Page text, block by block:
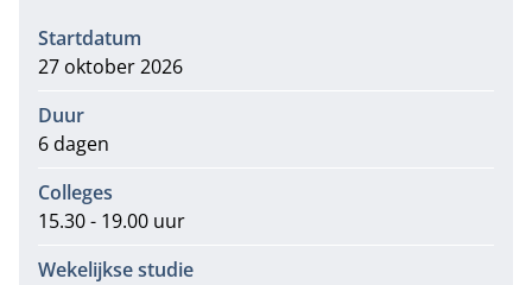
Informatie
Startdatum
27 oktober 2026
Duur
6 dagen
Colleges
15.30 - 19.00 uur
Wekelijkse studie